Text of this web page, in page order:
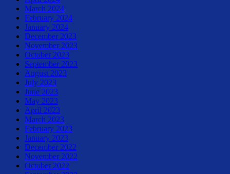
March 2024
February 2024
January 2024
December 2023
November 2023
October 2023
September 2023
August 2023
July 2023
June 2023
May 2023
April 2023
March 2023
February 2023
January 2023
December 2022
November 2022
October 2022